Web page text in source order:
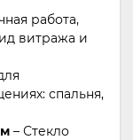
работа,
витража и
спальня,
– Стекло